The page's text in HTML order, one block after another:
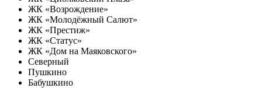
ЖК «Возрождение»
ЖК «Молодёжный Салют»
ЖК «Престиж»
ЖК «Статус»
ЖК «Дом на Маяковского»
Северный
Пушкино
Бабушкино